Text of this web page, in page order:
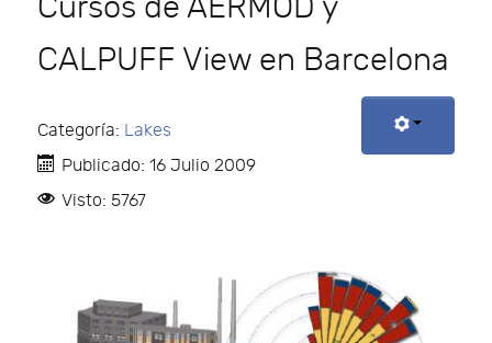
Cursos de AERMOD y
CALPUFF View en Barcelona
Categoría: Lakes
Publicado: 16 Julio 2009
Visto: 5767